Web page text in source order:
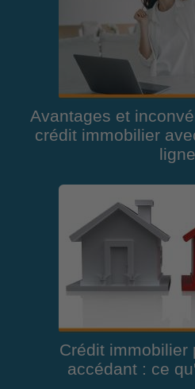
Avantages et
crédit immobilier
ligne
Crédit immobilier
accédant : ce